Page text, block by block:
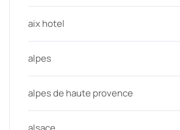
aix hotel
alpes
alpes de haute provence